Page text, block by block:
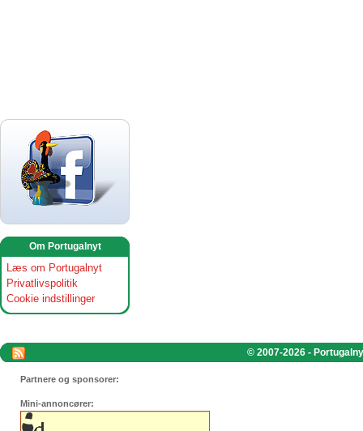
Om Portugalnyt
Læs om Portugalnyt
Privatlivspolitik
Cookie indstillinger
© 2007-2026 -
Partnere og sponsorer:
Mini-annoncører: